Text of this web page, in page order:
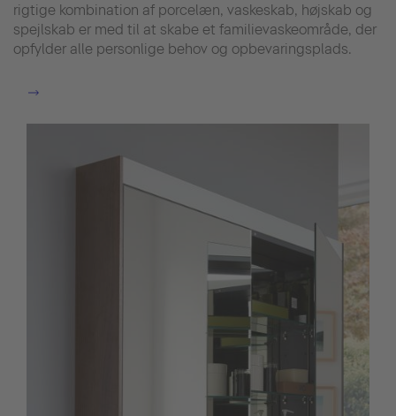
rigtige kombination af porcelæn, vaskeskab, højskab og
spejlskab er med til at skabe et familievaskeområde, der
opfylder alle personlige behov og opbevaringsplads.